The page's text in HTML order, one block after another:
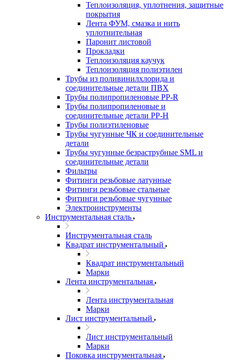
Теплоизоляция, уплотнения, защитные
покрытия
Лента ФУМ, смазка и нить
уплотнительная
Паронит листовой
Прокладки
Теплоизоляция каучук
Теплоизоляция полиэтилен
Трубы из поливинилхлорида и
соединительные детали ПВХ
Трубы полипропиленовые PP-R
Трубы полипропиленовые и
соединительные детали PP-H
Трубы полиэтиленовые
Трубы чугунные ЧК и соединительные
детали
Трубы чугунные безраструбные SML и
соединительные детали
Фильтры
Фитинги резьбовые латунные
Фитинги резьбовые стальные
Фитинги резьбовые чугунные
Электроинструменты
Инструментальная сталь
Инструментальная сталь
Квадрат инструментальный
Квадрат инструментальный
Марки
Лента инструментальная
Лента инструментальная
Марки
Лист инструментальный
Лист инструментальный
Марки
Поковка инструментальная